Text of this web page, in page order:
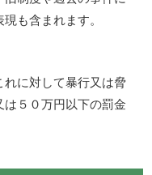
も含まれます。
に対して暴行又は脅
５０万円以下の罰金